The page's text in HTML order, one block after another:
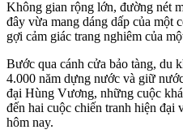
Không gian rộng lớn, đường nét
đây vừa mang dáng dấp của một
gợi cảm giác trang nghiêm của
Bước qua cánh cửa bảo tàng, du
4.000 năm dựng nước và giữ
đại Hùng Vương, những cuộc
đến hai cuộc chiến tranh hiện đại
hôm nay.